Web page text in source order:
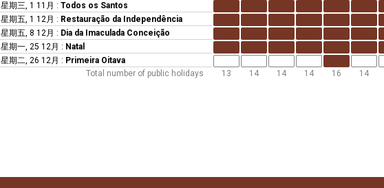
星期三, 1 11月 : Todos os Santos
星期五, 1 12月 : Restauração da Independência
星期五, 8 12月 : Dia da Imaculada Conceição
星期一, 25 12月 : Natal
星期二, 26 12月 : Primeira Oitava
Total number of public holidays
13 14 14 14 16 14